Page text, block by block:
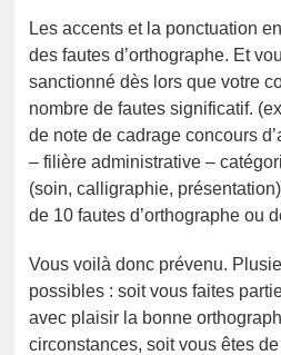
Les accents et la ponctuation
des fautes d’orthographe. Et
sanctionné dès lors que votre
nombre de fautes significatif.
de note de cadrage concours
– filière administrative –
(soin, calligraphie,
de 10 fautes d’orthographe ou
Vous voilà donc prévenu.
possibles : soit vous faites
avec plaisir la bonne
circonstances, soit vous êtes